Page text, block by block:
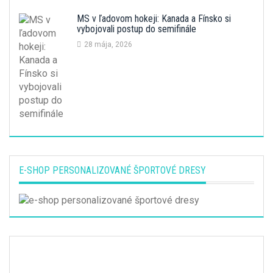
MS v ľadovom hokeji: Kanada a Fínsko si
vybojovali postup do semifinále
28 mája, 2026
E-SHOP PERSONALIZOVANÉ ŠPORTOVÉ DRESY